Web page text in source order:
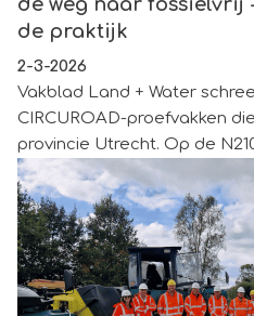
de weg naar fossielvrij
de praktijk
2-3-2026
Vakblad Land + Water
CIRCUROAD-proefvakken
provincie Utrecht. Op de
sinds oktober drie
Toch markeren deze 300
volgende stap in een
asfaltketen. In plaats van
deze proef een deel van
door biobased